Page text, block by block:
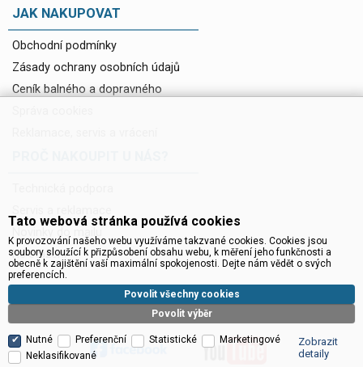
JAK NAKUPOVAT
Obchodní podmínky
Zásady ochrany osobních údajů
Ceník balného a dopravného
Ke stažení
Tato webová stránka používá cookies
K provozování našeho webu využíváme takzvané cookies. Cookies jsou
soubory sloužící k přizpůsobení obsahu webu, k měření jeho funkčnosti a
obecně k zajištění vaší maximální spokojenosti. Dejte nám vědět o svých
preferencích.
Povolit výběr
Povolit všechny cookies
Nutné Preferenční Statistické
Marketingové
Neklasifikované
Zobrazit
detaily